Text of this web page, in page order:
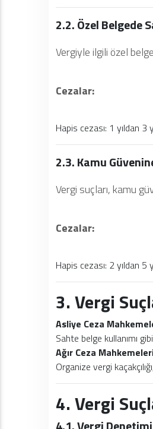
2.2. Özel Belgede
Vergiyle ilgili özel
Cezalar:
Hapis cezası: 1 yıldan 3
2.3. Kamu
Vergi suçları, kamu
Cezalar:
Hapis cezası: 2 yıldan 5
3. Vergi
Asliye Ceza
Sahte belge kullanımı
Ağır Ceza
Organize vergi
4. Vergi